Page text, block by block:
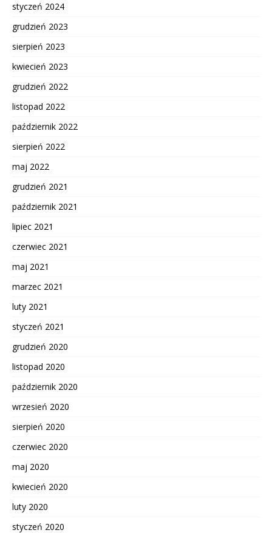
styczeń 2024
grudzień 2023
sierpień 2023
kwiecień 2023
grudzień 2022
listopad 2022
październik 2022
sierpień 2022
maj 2022
grudzień 2021
październik 2021
lipiec 2021
czerwiec 2021
maj 2021
marzec 2021
luty 2021
styczeń 2021
grudzień 2020
listopad 2020
październik 2020
wrzesień 2020
sierpień 2020
czerwiec 2020
maj 2020
kwiecień 2020
luty 2020
styczeń 2020